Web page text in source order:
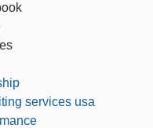
services usa